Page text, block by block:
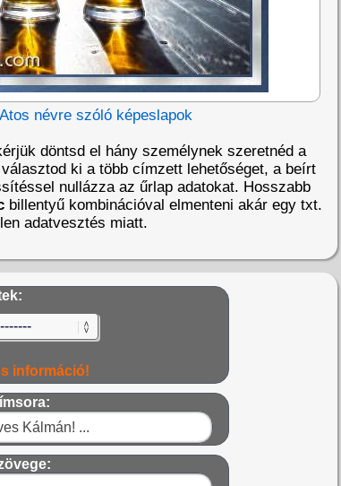
Atos névre szóló képeslapok
döntsd el hány személynek szeretnéd a
ki a több címzett lehetőséget, a beírt
nullázza az űrlap adatokat. Hosszabb
billentyű kombinációval elmenteni akár egy txt.
adatvesztés miatt.
információ!